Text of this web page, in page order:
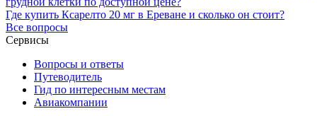
Где купить Ксарелто 20 мг в Ереване и сколько он стоит?
Все вопросы
Сервисы
Вопросы и ответы
Путеводитель
Гид по интересным местам
Авиакомпании